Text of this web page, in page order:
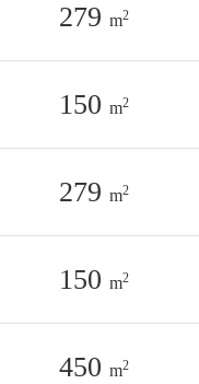
279 m2
150 m2
279 m2
150 m2
450 m2